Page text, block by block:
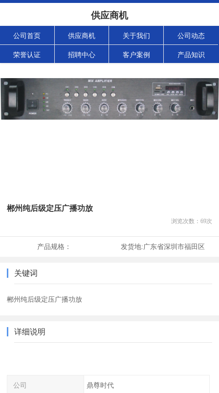
供应商机
公司首页 供应商机 关于我们 公司动态
荣誉认证 招聘中心 客户案例 产品知识
郴州纯后级定压广播功放
浏览次数： 69次
产品规格： 发货地:广东省深圳市福田区
关键词
郴州纯后级定压广播功放
详细说明
公司 鼎尊时代